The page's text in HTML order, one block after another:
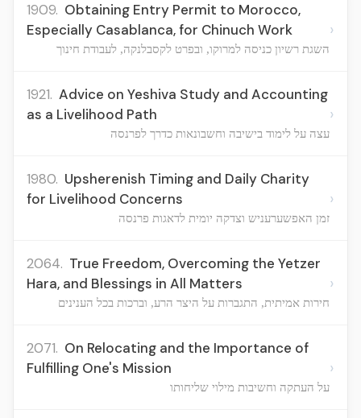
1909. Obtaining Entry Permit to Morocco,
Especially Casablanca, for Chinuch Work
השגת רשיון כניסה למרוקו, ובפרט לקסבלנקה, לעבודת חינוך
›
1921. Advice on Yeshiva Study and Accounting
as a Livelihood Path
עצה על לימוד בישיבה וחשבונאות כדרך לפרנסה
›
1980. Upsherenish Timing and Daily Charity
for Livelihood Concerns
זמן האפשערעניש וצדקה יומית לדאגות פרנסה
›
2064. True Freedom, Overcoming the Yetzer
Hara, and Blessings in All Matters
חירות אמיתית, התגברות על היצר הרע, וברכות בכל הענינים
›
2071. On Relocating and the Importance of
Fulfilling One's Mission
על העתקה וחשיבות מילוי שליחותו
›